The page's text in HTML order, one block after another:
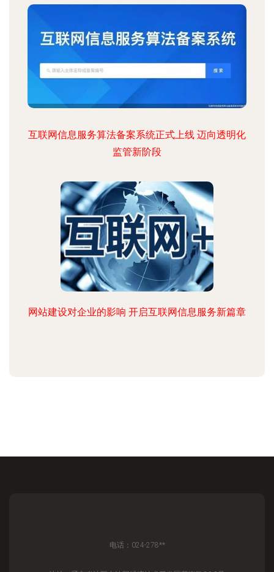
互联网信息服务算法备案系统正式上线 迈向透明化
监管新阶段
网站建设对企业的影响 开启互联网信息服务新篇章
电话：024-278**